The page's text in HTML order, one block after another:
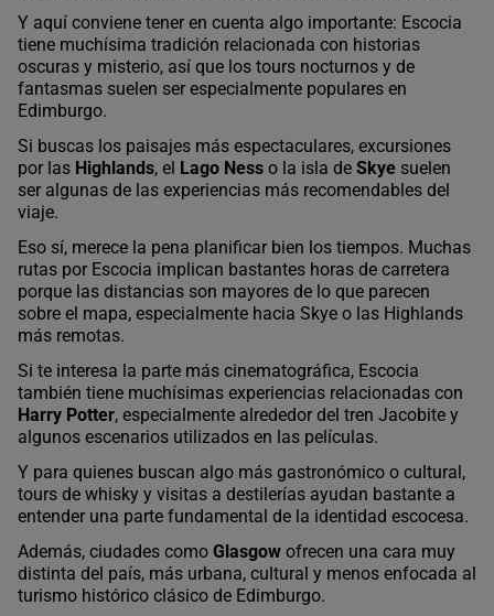
Y aquí conviene tener en cuenta algo importante: Escocia
tiene muchísima tradición relacionada con historias
oscuras y misterio, así que los tours nocturnos y de
fantasmas suelen ser especialmente populares en
Edimburgo.
Si buscas los paisajes más espectaculares, excursiones
por las Highlands, el Lago Ness o la isla de Skye suelen
ser algunas de las experiencias más recomendables del
viaje.
Eso sí, merece la pena planificar bien los tiempos. Muchas
rutas por Escocia implican bastantes horas de carretera
porque las distancias son mayores de lo que parecen
sobre el mapa, especialmente hacia Skye o las Highlands
más remotas.
Si te interesa la parte más cinematográfica, Escocia
también tiene muchísimas experiencias relacionadas con
Harry Potter, especialmente alrededor del tren Jacobite y
algunos escenarios utilizados en las películas.
Y para quienes buscan algo más gastronómico o cultural,
tours de whisky y visitas a destilerías ayudan bastante a
entender una parte fundamental de la identidad escocesa.
Además, ciudades como Glasgow ofrecen una cara muy
distinta del país, más urbana, cultural y menos enfocada al
turismo histórico clásico de Edimburgo.